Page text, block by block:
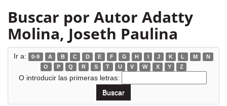
Buscar por Autor Adatty
Molina, Joseth Paulina
Ir a: 0-9 A B C D E F G H I J K L M
N
O
P Q R S T U V W X Y Z
O introducir las primeras letras: